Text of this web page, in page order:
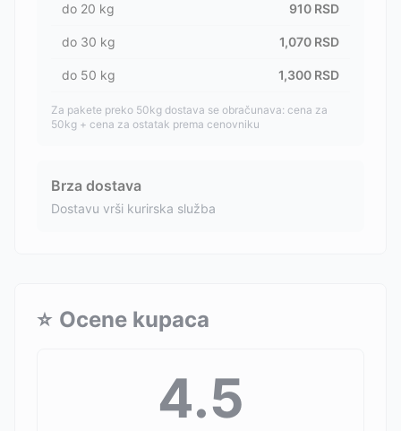
do 20 kg 910 RSD
do 30 kg 1,070 RSD
do 50 kg 1,300 RSD
Za pakete preko 50kg dostava se obračunava: cena za
50kg + cena za ostatak prema cenovniku
Brza dostava
Dostavu vrši kurirska služba
⭐ Ocene kupaca
4.5